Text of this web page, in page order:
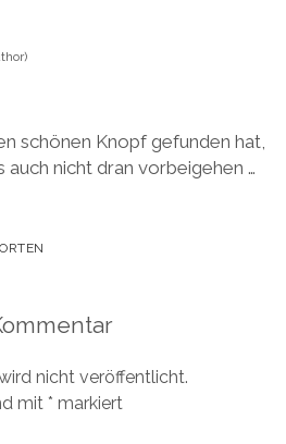
schönen Knopf gefunden hat,
auch nicht dran vorbeigehen …
nicht veröffentlicht.
mit * markiert